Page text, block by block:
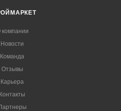
компании
Новости
Команда
Отзывы
Карьера
Контакты